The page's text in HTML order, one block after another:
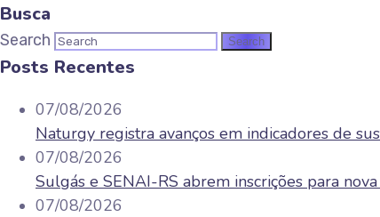
Busca
Search
Posts Recentes
07/08/2026
Naturgy registra avanços em indicadores de
07/08/2026
Sulgás e SENAI-RS abrem inscrições para
07/08/2026